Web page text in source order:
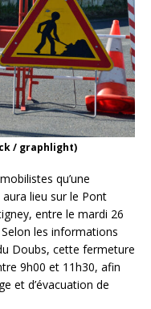
/ graphlight)
qu’une
lieu sur le Pont
entre le mardi 26
les informations
Doubs, cette fermeture
9h00 et 11h30, afin
et d’évacuation de